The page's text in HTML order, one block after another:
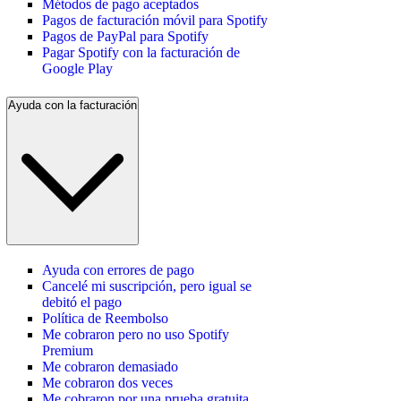
Métodos de pago aceptados
Pagos de facturación móvil para Spotify
Pagos de PayPal para Spotify
Pagar Spotify con la facturación de
Google Play
Ayuda con la facturación
Ayuda con errores de pago
Cancelé mi suscripción, pero igual se
debitó el pago
Política de Reembolso
Me cobraron pero no uso Spotify
Premium
Me cobraron demasiado
Me cobraron dos veces